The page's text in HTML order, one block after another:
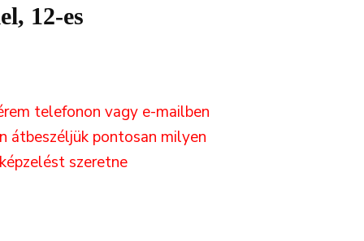
12-es
telefonon vagy e-mailben
átbeszéljük pontosan milyen
szeretne